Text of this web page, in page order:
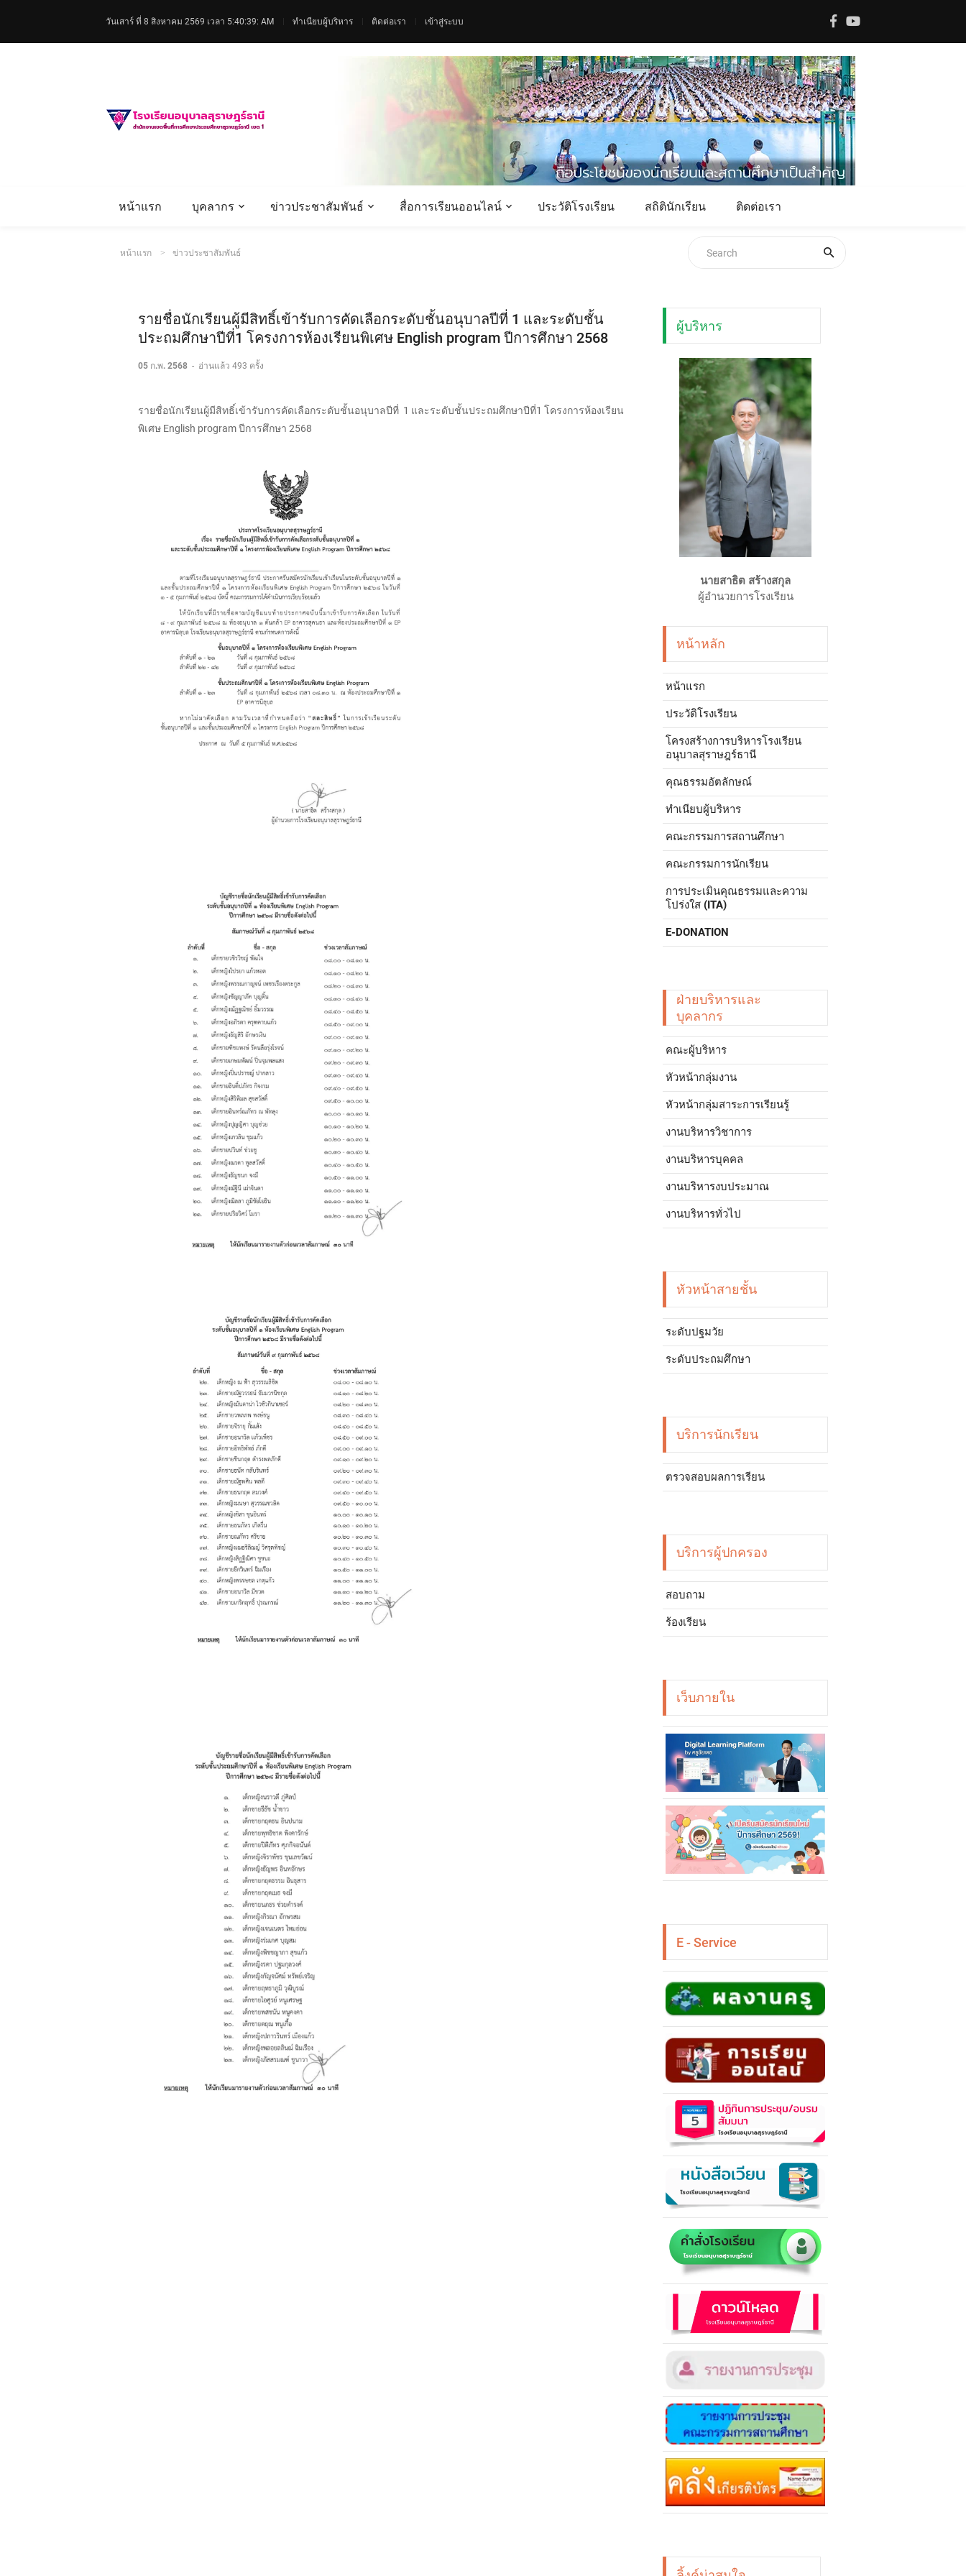
วันเสาร์ ที่ 8 สิงหาคม 2569 เวลา 5:40:40: AM ทำเนียบผู้บริหาร ติดต่อเรา เข้าสู่ระบบ
หน้าแรก บุคลากร ข่าวประชาสัมพันธ์ สื่อการเรียนออนไลน์ ประวัติโรงเรียน สถิตินักเรียน ติดต่อเรา
หน้าแรก ข่าวประชาสัมพันธ์
รายชื่อนักเรียนผู้มีสิทธิ์เข้ารับการคัดเลือกระดับชั้นอนุบาลปีที่ 1 และระดับชั้น
ประถมศึกษาปีที่1 โครงการห้องเรียนพิเศษ English program ปีการศึกษา 2568
05 ก.พ. 2568 - อ่านแล้ว 493 ครั้ง
รายชื่อนักเรียนผู้มีสิทธิ์เข้ารับการคัดเลือกระดับชั้นอนุบาลปีที่ 1 และระดับชั้นประถมศึกษาปีที่1 โครงการห้องเรียน
พิเศษ English program ปีการศึกษา 2568
ผู้บริหาร
นายสาธิต สร้างสกุล
ผู้อำนวยการโรงเรียน
หน้าหลัก
หน้าแรก
ประวัติโรงเรียน
โครงสร้างการบริหารโรงเรียน
อนุบาลสุราษฎร์ธานี
คุณธรรมอัตลักษณ์
ทำเนียบผู้บริหาร
คณะกรรมการสถานศึกษา
คณะกรรมการนักเรียน
การประเมินคุณธรรมและความ
โปร่งใส (ITA)
E-DONATION
ฝ่ายบริหารและ
บุคลากร
คณะผู้บริหาร
หัวหน้ากลุ่มงาน
หัวหน้ากลุ่มสาระการเรียนรู้
งานบริหารวิชาการ
งานบริหารบุคคล
งานบริหารงบประมาณ
งานบริหารทั่วไป
หัวหน้าสายชั้น
ระดับปฐมวัย
ระดับประถมศึกษา
บริการนักเรียน
ตรวจสอบผลการเรียน
บริการผู้ปกครอง
สอบถาม
ร้องเรียน
เว็บภายใน
E - Service